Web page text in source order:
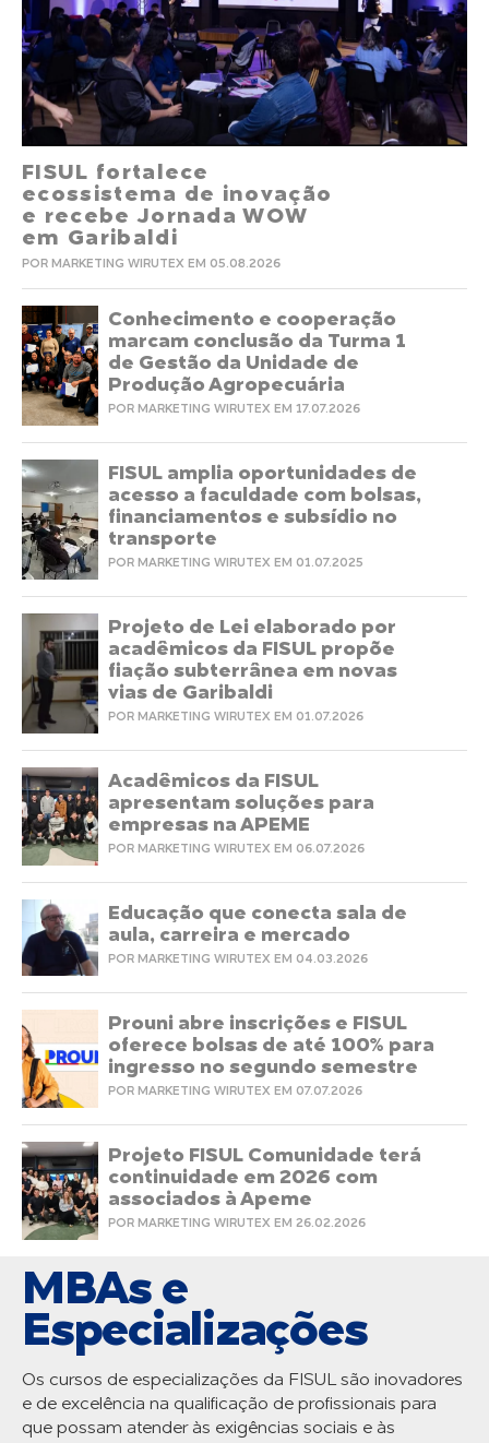
FISUL fortalece
ecossistema de inovação
e recebe Jornada WOW
em Garibaldi
POR MARKETING WIRUTEX EM 05.08.2026
Conhecimento e cooperação
marcam conclusão da Turma 1
de Gestão da Unidade de
Produção Agropecuária
POR MARKETING WIRUTEX EM 17.07.2026
FISUL amplia oportunidades de
acesso a faculdade com bolsas,
financiamentos e subsídio no
transporte
POR MARKETING WIRUTEX EM 01.07.2025
Projeto de Lei elaborado por
acadêmicos da FISUL propõe
fiação subterrânea em novas
vias de Garibaldi
POR MARKETING WIRUTEX EM 01.07.2026
Acadêmicos da FISUL
apresentam soluções para
empresas na APEME
POR MARKETING WIRUTEX EM 06.07.2026
Educação que conecta sala de
aula, carreira e mercado
POR MARKETING WIRUTEX EM 04.03.2026
Prouni abre inscrições e FISUL
oferece bolsas de até 100% para
ingresso no segundo semestre
POR MARKETING WIRUTEX EM 07.07.2026
Projeto FISUL Comunidade terá
continuidade em 2026 com
associados à Apeme
POR MARKETING WIRUTEX EM 26.02.2026
MBAs e
Especializações
Os cursos de especializações da FISUL são inovadores
e de excelência na qualificação de profissionais para
que possam atender às exigências sociais e às